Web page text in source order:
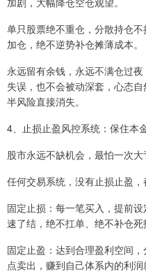
单只股票绝不重仓，分散持仓
加仓，绝不逆势补仓摊薄成本。
永远留有余钱，永远不满仓过
失误，也不会被动深套，心态
半风险直接消失。
4、止损止盈风控系统：保住本
股市永远不缺机会，最怕一次大
任何交易系统，没有止损止盈，
固定止损：每一笔买入，提前
速了结，绝不扛单、绝不补仓死
固定止盈：达到合理盈利空间
点卖出，赚到自己体系内的利润